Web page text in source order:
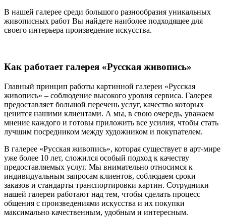
В нашей галерее среди большого разнообразия уникальных
живописных работ Вы найдете наиболее подходящее для
своего интерьера произведение искусства.
Как работает галерея «Русская живопись»
Главный принцип работы картинной галереи «Русская
живопись» – соблюдение высокого уровня сервиса. Галерея
предоставляет большой перечень услуг, качество которых
ценится нашими клиентами. А мы, в свою очередь, уважаем
мнение каждого и готовы приложить все усилия, чтобы стать
лучшим посредником между художником и покупателем.
В галерее «Русская живопись», которая существует в арт-мире
уже более 10 лет, сложился особый подход к качеству
предоставляемых услуг. Мы внимательно относимся к
индивидуальным запросам клиентов, соблюдаем сроки
заказов и стандарты транспортировки картин. Сотрудники
нашей галереи работают над тем, чтобы сделать процесс
общения с произведениями искусства и их покупки
максимально качественным, удобным и интересным.